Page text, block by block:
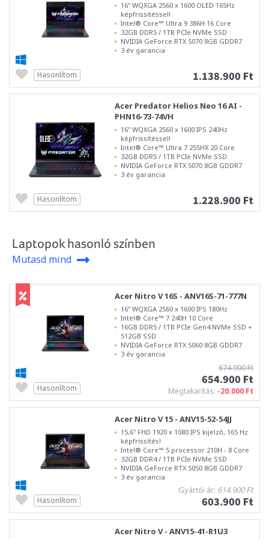
16" WQXGA 2560 x 1600 OLED 165Hz
képfrissítéssel!
Intel® Core™ Ultra 9 386H 16 Core
32GB DDR5 / 1TB PCIe NVMe SSD
NVIDIA GeForce RTX 5070 8GB GDDR7
3 év garancia
1.138.900 Ft
Hasonlítom
Acer Predator Helios Neo 16 AI -
PHN16-73-74VH
16" WQXGA 2560 x 1600 IPS 240Hz
képfrissítéssel!
Intel® Core™ Ultra 7 255HX 20 Core
32GB DDR5 / 1TB PCIe NVMe SSD
NVIDIA GeForce RTX 5070 8GB GDDR7
3 év garancia
1.228.900 Ft
Hasonlítom
Laptopok hasonló színben
Mutasd mind
Acer Nitro V 16S - ANV16S-71-777N
16" WQXGA 2560 x 1600 IPS 180Hz
Intel® Core™ 7 240H 10 Core
16GB DDR5 / 1TB PCIe Gen4 NVMe SSD +
512GB SSD
NVIDIA GeForce RTX 5060 8GB GDDR7
3 év garancia
674.900 Ft
654.900 Ft
Megtakarítás: -20.000 Ft
Hasonlítom
Acer Nitro V 15 - ANV15-52-54JJ
15,6" FHD 1920 x 1080 IPS kijelző, 165 Hz
képfrissítés!
Intel® Core™ 5 processor 210H - 8 Core
32GB DDR4 / 1TB PCIe NVMe SSD
NVIDIA GeForce RTX 5050 8GB GDDR7
3 év garancia
Gyártói ár: 614.900 Ft
603.900 Ft
Hasonlítom
Acer Nitro V - ANV15-41-R1U3